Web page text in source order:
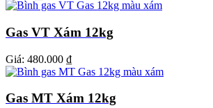
Gas VT Xám 12kg
Giá: 480.000 ₫
Gas MT Xám 12kg